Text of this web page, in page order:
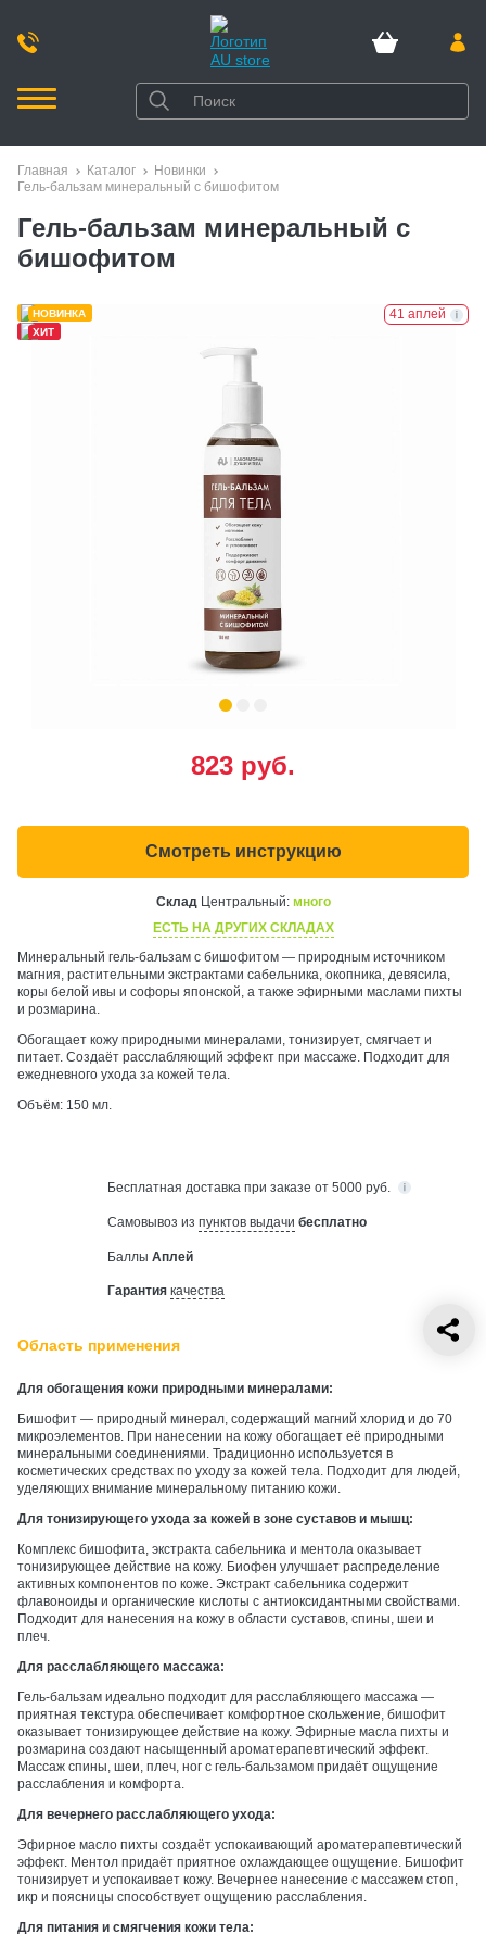
Главная Каталог
Новинки
Гель-бальзам минеральный с бишофитом
Гель-бальзам минеральный с
бишофитом
41 аплей
Минеральный гель-бальзам с бишофитом — природным источником
магния, растительными экстрактами сабельника, окопника, девясила,
коры белой ивы и софоры японской, а также эфирными маслами пихты
и розмарина.
Обогащает кожу природными минералами, тонизирует, смягчает и
питает. Создаёт расслабляющий эффект при массаже. Подходит для
ежедневного ухода за кожей тела.
Объём: 150 мл.
823 руб.
Смотреть инструкцию
СкладЦентральный: много
ЕСТЬ НА ДРУГИХ СКЛАДАХ
Бесплатная доставка при заказе от 5000 руб.
Самовывоз из пунктов выдачи бесплатно
Баллы Аплей
Гарантия качества
Область применения
Для обогащения кожи природными минералами:
Бишофит — природный минерал, содержащий магний хлорид и до 70
микроэлементов. При нанесении на кожу обогащает её природными
минеральными соединениями. Традиционно используется в
косметических средствах по уходу за кожей тела. Подходит для людей,
уделяющих внимание минеральному питанию кожи.
Для тонизирующего ухода за кожей в зоне суставов и мышц:
Комплекс бишофита, экстракта сабельника и ментола оказывает
тонизирующее действие на кожу. Биофен улучшает распределение
активных компонентов по коже. Экстракт сабельника содержит
флавоноиды и органические кислоты с антиоксидантными свойствами.
Подходит для нанесения на кожу в области суставов, спины, шеи и
плеч.
Для расслабляющего массажа:
Гель-бальзам идеально подходит для расслабляющего массажа —
приятная текстура обеспечивает комфортное скольжение, бишофит
оказывает тонизирующее действие на кожу. Эфирные масла пихты и
розмарина создают насыщенный ароматерапевтический эффект.
Массаж спины, шеи, плеч, ног с гель-бальзамом придаёт ощущение
расслабления и комфорта.
Для вечернего расслабляющего ухода:
Эфирное масло пихты создаёт успокаивающий ароматерапевтический
эффект. Ментол придаёт приятное охлаждающее ощущение. Бишофит
тонизирует и успокаивает кожу. Вечернее нанесение с массажем стоп,
икр и поясницы способствует ощущению расслабления.
Для питания и смягчения кожи тела: